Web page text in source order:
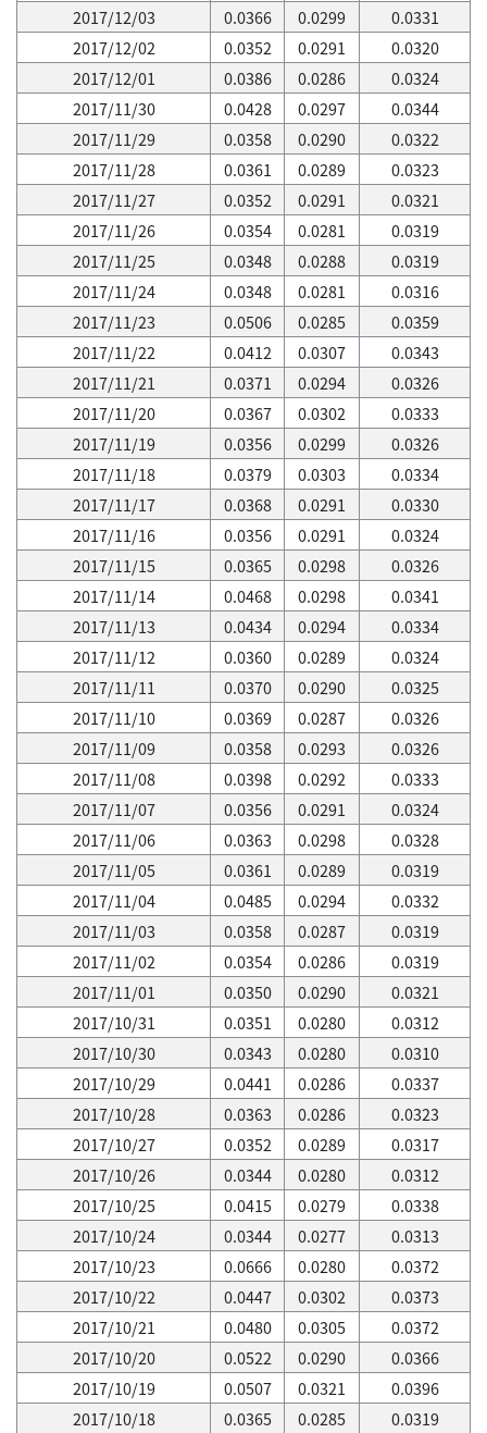
2017/12/03
0.0366 0.0299
0.0331
2017/12/02
0.0352 0.0291
0.0320
2017/12/01
0.0386 0.0286
0.0324
2017/11/30
0.0428 0.0297
0.0344
2017/11/29
0.0358 0.0290
0.0322
2017/11/28
0.0361 0.0289
0.0323
2017/11/27
0.0352 0.0291
0.0321
2017/11/26
0.0354 0.0281
0.0319
2017/11/25
0.0348 0.0288
0.0319
2017/11/24
0.0348 0.0281
0.0316
2017/11/23
0.0506 0.0285
0.0359
2017/11/22
0.0412 0.0307
0.0343
2017/11/21
0.0371 0.0294
0.0326
2017/11/20
0.0367 0.0302
0.0333
2017/11/19
0.0356 0.0299
0.0326
2017/11/18
0.0379 0.0303
0.0334
2017/11/17
0.0368 0.0291
0.0330
2017/11/16
0.0356 0.0291
0.0324
2017/11/15
0.0365 0.0298
0.0326
2017/11/14
0.0468 0.0298
0.0341
2017/11/13
0.0434 0.0294
0.0334
2017/11/12
0.0360 0.0289
0.0324
2017/11/11
0.0370 0.0290
0.0325
2017/11/10
0.0369 0.0287
0.0326
2017/11/09
0.0358 0.0293
0.0326
2017/11/08
0.0398 0.0292
0.0333
2017/11/07
0.0356 0.0291
0.0324
2017/11/06
0.0363 0.0298
0.0328
2017/11/05
0.0361 0.0289
0.0319
2017/11/04
0.0485 0.0294
0.0332
2017/11/03
0.0358 0.0287
0.0319
2017/11/02
0.0354 0.0286
0.0319
2017/11/01
0.0350 0.0290
0.0321
2017/10/31
0.0351 0.0280
0.0312
2017/10/30
0.0343 0.0280
0.0310
2017/10/29
0.0441 0.0286
0.0337
2017/10/28
0.0363 0.0286
0.0323
2017/10/27
0.0352 0.0289
0.0317
2017/10/26
0.0344 0.0280
0.0312
2017/10/25
0.0415 0.0279
0.0338
2017/10/24
0.0344 0.0277
0.0313
2017/10/23
0.0666 0.0280
0.0372
2017/10/22
0.0447 0.0302
0.0373
2017/10/21
0.0480 0.0305
0.0372
2017/10/20
0.0522 0.0290
0.0366
2017/10/19
0.0507 0.0321
0.0396
2017/10/18
0.0365 0.0285
0.0319